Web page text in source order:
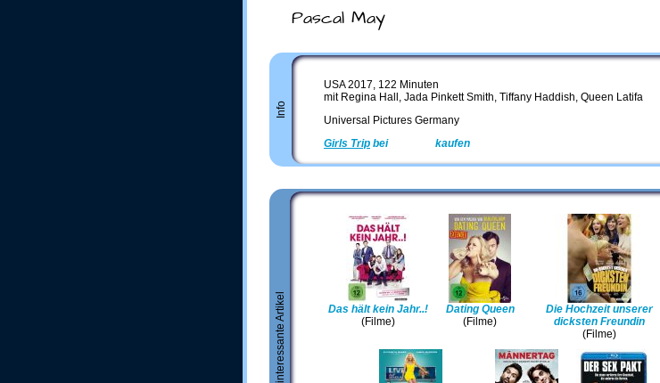
Pascal May
Info
USA 2017, 122 Minuten
mit Regina Hall, Jada Pinkett Smith, Tiffany Haddish, Queen Latifa
Universal Pictures Germany
Girls Trip bei kaufen
Das hält kein Jahr..!
(Filme)
Dating Queen
(Filme)
Die Hochzeit unserer
dicksten Freundin
(Filme)